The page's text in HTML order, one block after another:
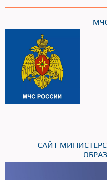
САЙТ